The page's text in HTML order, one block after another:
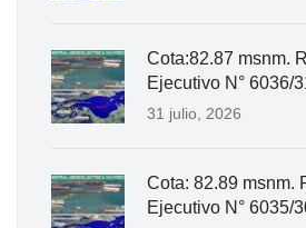
Cota:82.87 msnm.
Ejecutivo N° 6036/
31 julio, 2026
Cota: 82.89 msnm.
Ejecutivo N° 6035/